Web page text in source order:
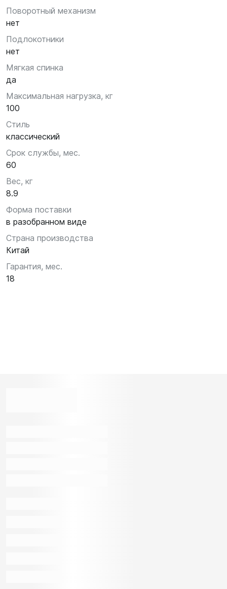
Поворотный механизм
нет
Подлокотники
нет
Мягкая спинка
да
Максимальная нагрузка, кг
100
Стиль
классический
Срок службы, мес.
60
Вес, кг
8.9
Форма поставки
в разобранном виде
Страна производства
Китай
Гарантия, мес.
18